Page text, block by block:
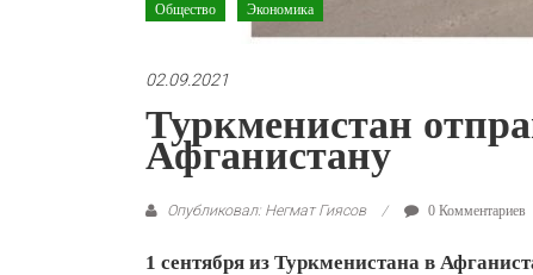
Общество Экономика
02.09.2021
Туркменистан
Афганистану
Опубликовал: Негмат Гиясов 0 Комментариев
1 сентября из Туркменистана в